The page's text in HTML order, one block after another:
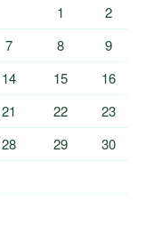
1
2
7 8
9
14 15
16
21 22
23
28 29
30